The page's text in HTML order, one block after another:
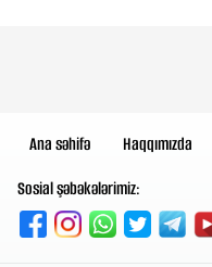
Ana səhifə Haqqımızda
Sosial şəbəkələrimiz: